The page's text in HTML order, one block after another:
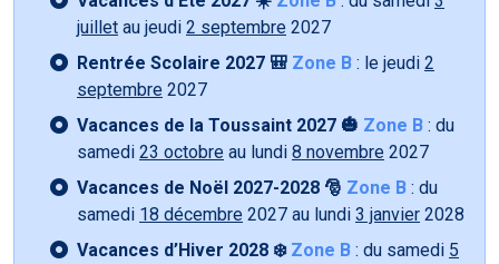
juillet au jeudi 2 septembre 2027
Rentrée Scolaire 2027 🎒 Zone B : le jeudi 2
septembre 2027
Vacances de la Toussaint 2027 🎃 Zone B : du
samedi 23 octobre au lundi 8 novembre 2027
Vacances de Noël 2027-2028 🎅 Zone B : du
samedi 18 décembre 2027 au lundi 3 janvier 2028
Vacances d’Hiver 2028 ❄️ Zone B : du samedi 5